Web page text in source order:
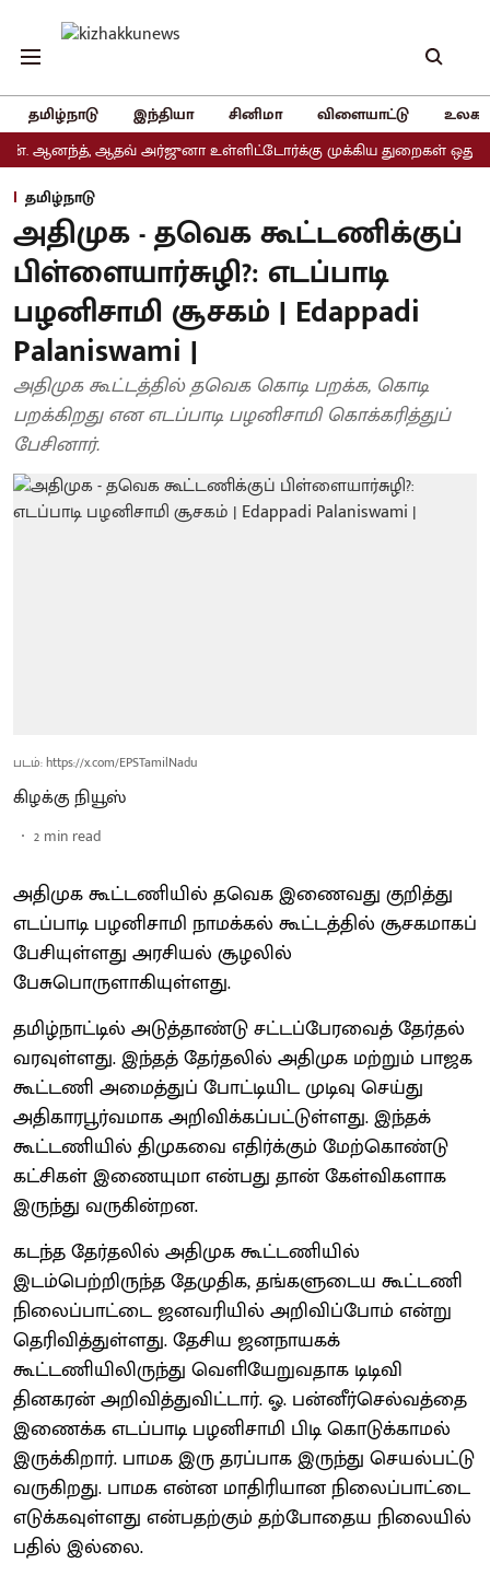
தமிழ்நாடு இந்தியா சினிமா விளையாட்டு
ஆதவ் அர்ஜுனா உள்ளிட்டோர்க்கு முக்கிய துறைகள் ஒதுக்கீடு
தமிழ்நாடு
அதிமுக - தவெக கூட்டணிக்குப்
பிள்ளையார்சுழி?: எடப்பாடி
பழனிசாமி சூசகம் | Edappadi
Palaniswami |
அதிமுக கூட்டத்தில் தவெக கொடி பறக்க, கொடி
பறக்கிறது என எடப்பாடி பழனிசாமி கொக்கரித்துப்
பேசினார்.
படம்: https://x.com/EPSTamilNadu
கிழக்கு நியூஸ்
2 min read
அதிமுக கூட்டணியில் தவெக இணைவது குறித்து
எடப்பாடி பழனிசாமி நாமக்கல் கூட்டத்தில் சூசகமாகப்
பேசியுள்ளது அரசியல் சூழலில்
பேசுபொருளாகியுள்ளது.
தமிழ்நாட்டில் அடுத்தாண்டு சட்டப்பேரவைத் தேர்தல்
வரவுள்ளது. இந்தத் தேர்தலில் அதிமுக மற்றும் பாஜக
கூட்டணி அமைத்துப் போட்டியிட முடிவு செய்து
அதிகாரபூர்வமாக அறிவிக்கப்பட்டுள்ளது. இந்தக்
கூட்டணியில் திமுகவை எதிர்க்கும் மேற்கொண்டு
கட்சிகள் இணையுமா என்பது தான் கேள்விகளாக
இருந்து வருகின்றன.
கடந்த தேர்தலில் அதிமுக கூட்டணியில்
இடம்பெற்றிருந்த தேமுதிக, தங்களுடைய கூட்டணி
நிலைப்பாட்டை ஜனவரியில் அறிவிப்போம் என்று
தெரிவித்துள்ளது. தேசிய ஜனநாயகக்
கூட்டணியிலிருந்து வெளியேறுவதாக டிடிவி
தினகரன் அறிவித்துவிட்டார். ஓ. பன்னீர்செல்வத்தை
இணைக்க எடப்பாடி பழனிசாமி பிடி கொடுக்காமல்
இருக்கிறார். பாமக இரு தரப்பாக இருந்து செயல்பட்டு
வருகிறது. பாமக என்ன மாதிரியான நிலைப்பாட்டை
எடுக்கவுள்ளது என்பதற்கும் தற்போதைய நிலையில்
பதில் இல்லை.